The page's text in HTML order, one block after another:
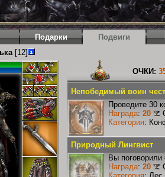
Подарки Подвиги
[12]
ОЧКИ:
Непобедимый воин
Проведите 30
Награда: 20
Категория:
Природный Лингвист
Вы
Награда: 20